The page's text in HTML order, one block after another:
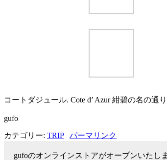
コートダジュール. Cote d’ Azur 紺碧の名の通
gufo
カテゴリー: TRIP パーマリンク
gufoのオンラインストアがオープンいたし